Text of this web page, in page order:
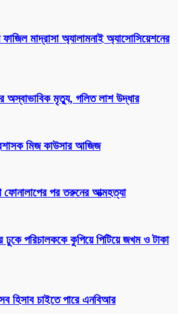
মাদ্রাসা অ্যালামনাই অ্যাসোসিয়েশনের
অস্বাভাবিক মৃত্যু, গলিত লাশ উদ্ধার
মিজ কাউসার আজিজ
ফোনালাপের পর তরুনের আত্মহত্যা
ঢুকে পরিচালককে কুপিয়ে পিটিয়ে জখম ও টাকা
হিসাব চাইতে পারে এনবিআর